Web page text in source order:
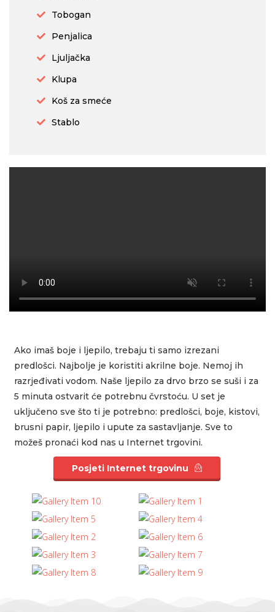
Tobogan
Penjalica
Ljuljačka
Klupa
Koš za smeće
Stablo
Ako imaš boje i ljepilo, trebaju ti samo izrezani
predlošci. Najbolje je koristiti akrilne boje. Nemoj ih
razrjeđivati vodom. Naše ljepilo za drvo brzo se suši i za
5 minuta ostvarit će potrebnu čvrstoću. U set je
uključeno sve što ti je potrebno: predlošci, boje, kistovi,
brusni papir, ljepilo i upute za sastavljanje. Sve to
možeš pronaći kod nas u Internet trgovini.
Posjeti Internet trgovinu